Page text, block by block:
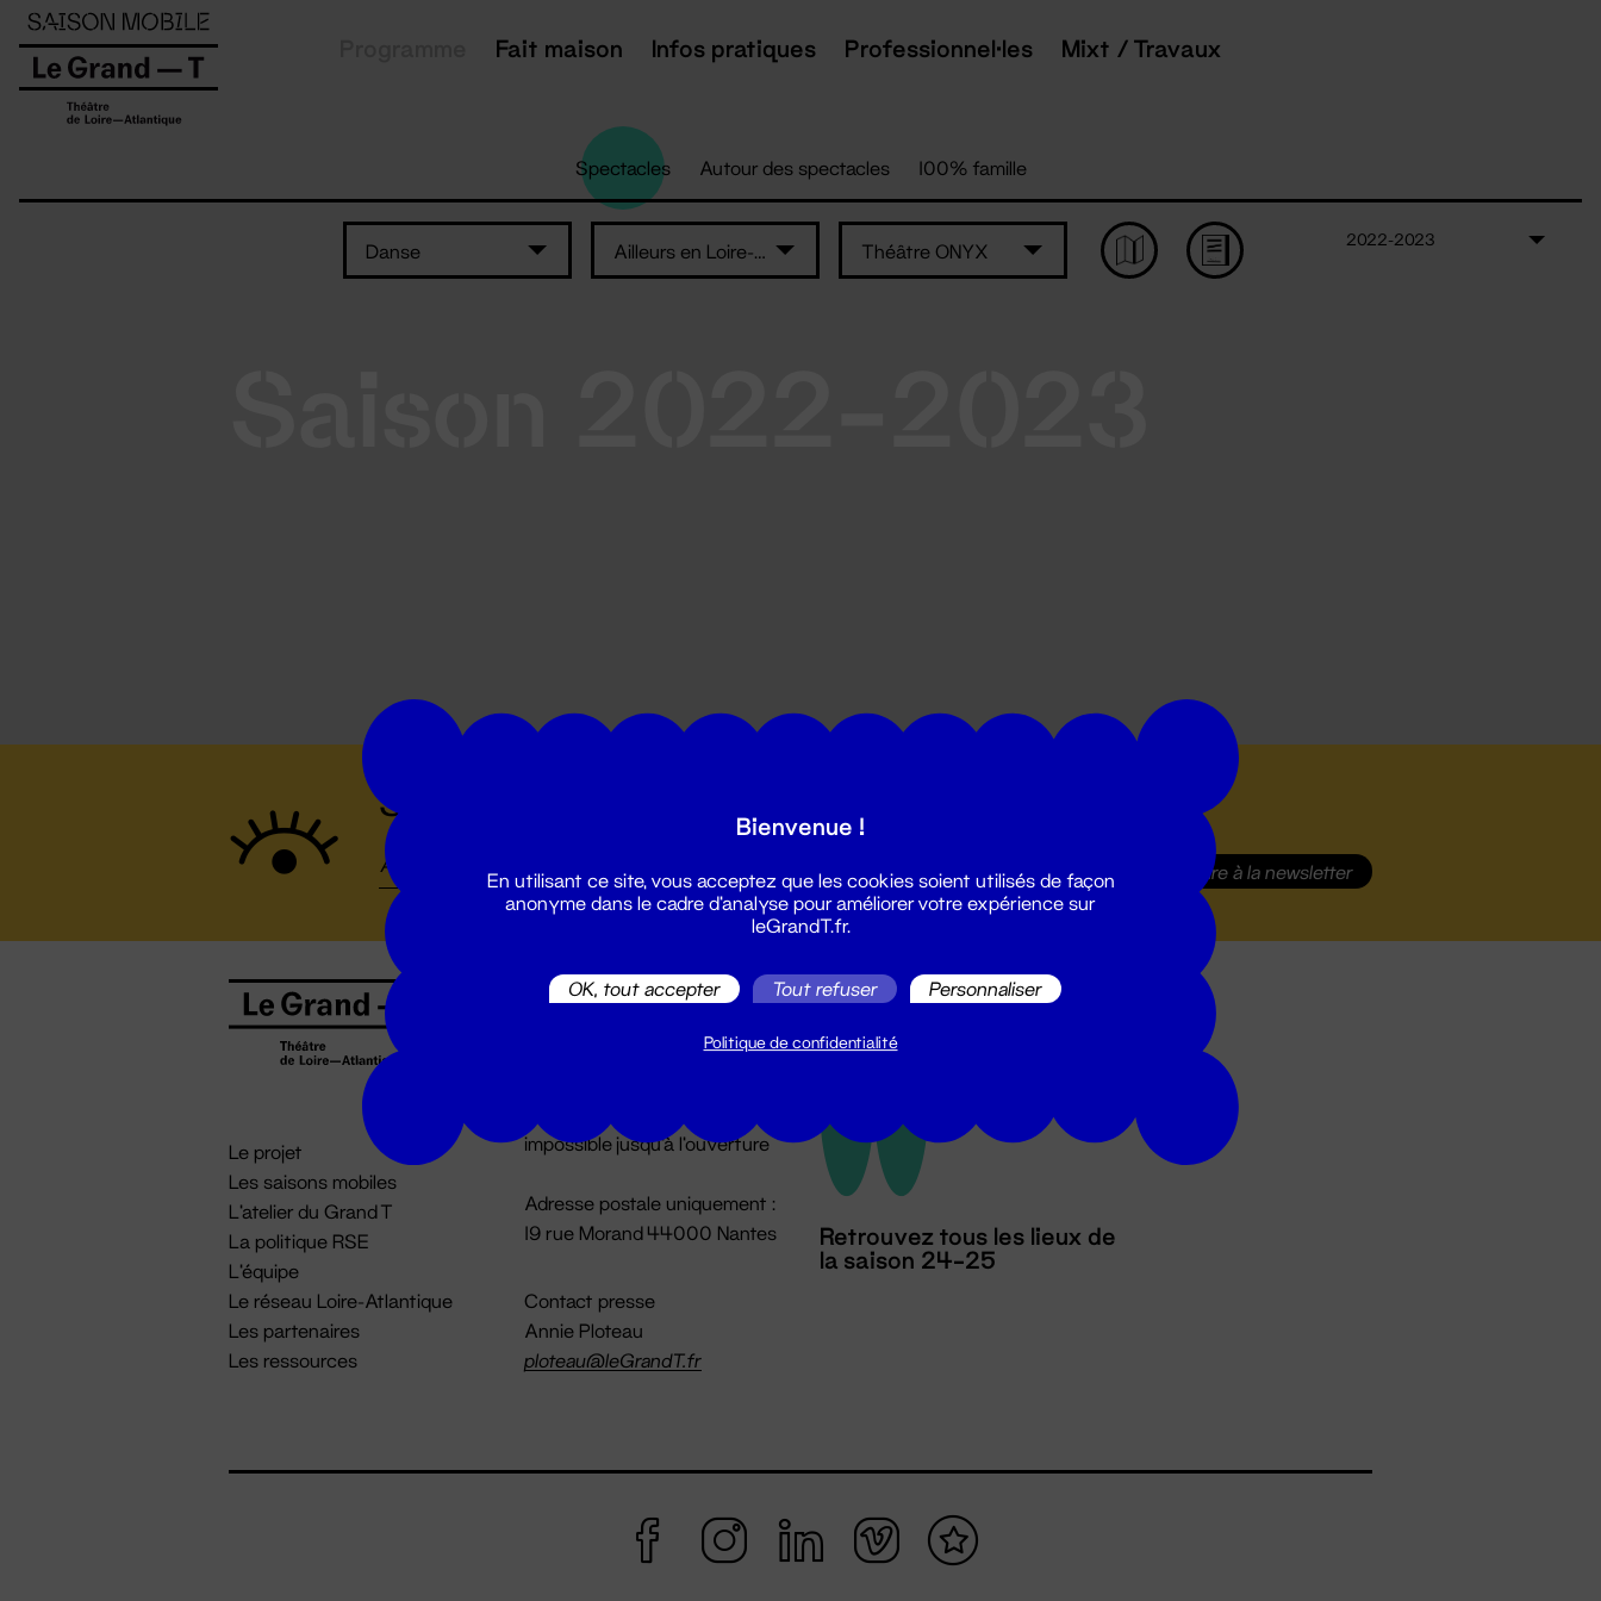
Fait maison Infos pratiques Professionnel·les Mixt / Travaux
Spectacles Autour des spectacles 100% famille
Danse Ailleurs en Loire-Atlantique Théâtre ONYX
2022-2023
Suivez toutes les actualités du Grand T :
S'inscrire à la newsletter
Le projet
Les saisons mobiles
L'atelier du Grand T
La politique RSE
L'équipe
Le réseau Loire-Atlantique
Les partenaires
Les ressources
Billetterie
billetterie@leGrandT.fr
impossible jusqu'à l'ouverture
Adresse postale uniquement :
19 rue Morand 44000 Nantes
Contact presse
Annie Ploteau
ploteau@leGrandT.fr
Retrouvez tous les lieux de
la saison 24-25
Panneau de gestion des cookies
Bienvenue !
En utilisant ce site, vous acceptez que les cookies soient utilisés de façon
anonyme dans le cadre d'analyse pour améliorer votre expérience sur
leGrandT.fr.
OK, tout accepter Tout refuser Personnaliser
Politique de confidentialité